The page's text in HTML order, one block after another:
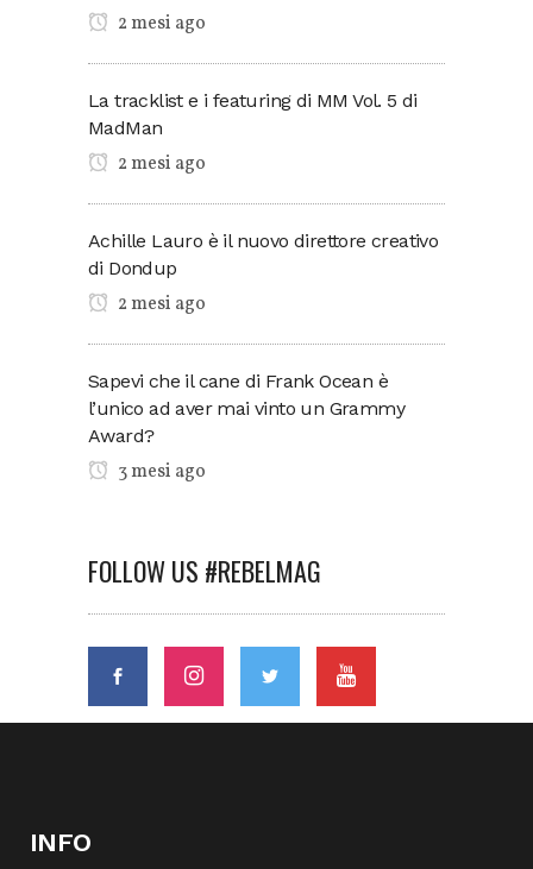
2 mesi ago
La tracklist e i featuring di MM Vol. 5 di
MadMan
2 mesi ago
Achille Lauro è il nuovo direttore creativo
di Dondup
2 mesi ago
Sapevi che il cane di Frank Ocean è
l’unico ad aver mai vinto un Grammy
Award?
3 mesi ago
FOLLOW US #REBELMAG
INFO